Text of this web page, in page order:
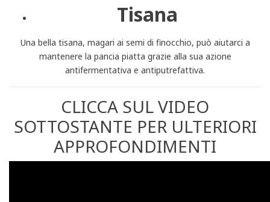
Tisana
Una bella tisana, magari ai semi di finocchio, può aiutarci a
mantenere la pancia piatta grazie alla sua azione
antifermentativa e antiputrefattiva.
CLICCA SUL VIDEO
SOTTOSTANTE PER ULTERIORI
APPROFONDIMENTI